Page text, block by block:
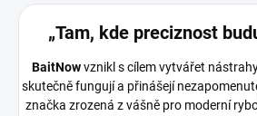
„Tam, kde preciznost
BaitNowvznikl s cílem vytvářet
skutečně fungují a přinášejí
značka zrozená z vášně pro moderní